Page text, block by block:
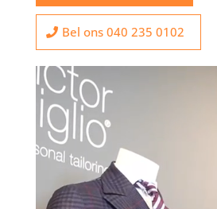
Bel ons 040 235 0102
Videospeler